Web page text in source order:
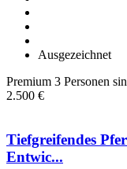
Ausgezeichnet
Premium 3 Personen
2.500 €
Tiefgreifendes
Entwic...